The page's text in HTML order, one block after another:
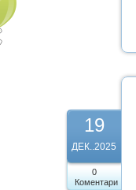
19
ДЕК..2025
0
Коментари